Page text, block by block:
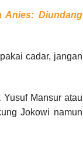
Anies: Diundang
cadar, jangan
Mansur atau
Jokowi namun